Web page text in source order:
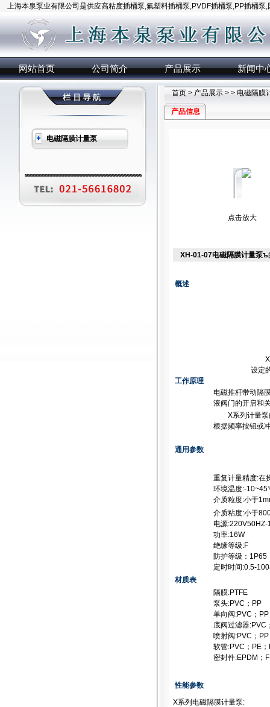
上海本泉泵业有限公司是供应高粘度插桶泵,氟塑料插桶泵,PVDF插桶泵,PP插桶泵
网站首页 公司简介 产品展示 新闻中
电磁隔膜计量泵
首页 > 产品展示 > > 电磁隔膜
产品信息
点击放大
XH-01-07电磁隔膜计量泵ъ
概述
设定
工作原理
电磁推杆带动隔
液阀门的开启和
X系列计量泵的
根据频率按钮或
通用参数
重复计量精度:在
环境温度:-
介质粒度:小于
介质粘度:小于
电源:220V50HZ-
功率:16W
绝缘等级:F
防护等级：1P65
定时时间:0.5-
材质表
隔膜:PTFE
泵头:PVC；PP
单向阀:PVC；PP
底阀过滤器:PVC
喷射阀:PVC；PP
软管:PVC；PE；
密封件:EPDM；
性能参数
X系列电磁隔膜计量泵: